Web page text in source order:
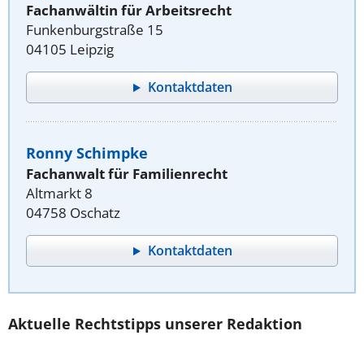
Fachanwältin für Arbeitsrecht
Funkenburgstraße 15
04105 Leipzig
Kontaktdaten
Ronny Schimpke
Fachanwalt für Familienrecht
Altmarkt 8
04758 Oschatz
Kontaktdaten
Aktuelle Rechtstipps unserer Redaktion